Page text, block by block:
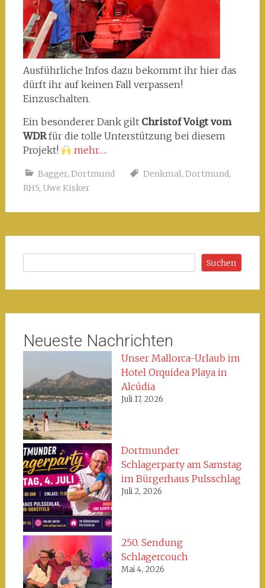
Ausführliche Infos dazu bekommt ihr hier das
dürft ihr auf keinen Fall verpassen!
Einzuschalten.
Ein besonderer Dank gilt Christof Voigt vom
WDRfür die tolle Unterstützung bei diesem
Projekt!
mehr….
Bagger, Dortmund Denkmal, Dortmund,
RH5, Uwe Kisker
Suchen
Neueste Nachrichten
Unser Mallorca-Urlaub im
Hotel Orquidea Playa in
Alcúdia
Juli 17, 2026
Dortmunder
Schlagerparty am Samstag
im Bürgerhaus Pulsschlag
Juli 2, 2026
250. Sendung
Schlagercouch
Mai 4, 2026